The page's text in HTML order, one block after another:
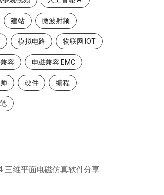
建站 微波射频
模拟电路 物联网 IOT
容 电磁兼容 EMC
硬件 编程
三维平面电磁仿真软件分享